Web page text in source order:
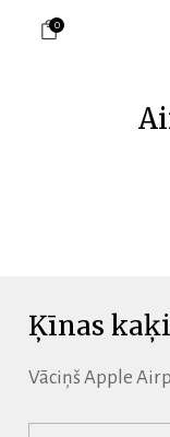
0
Ķīnas
Vāciņš Apple